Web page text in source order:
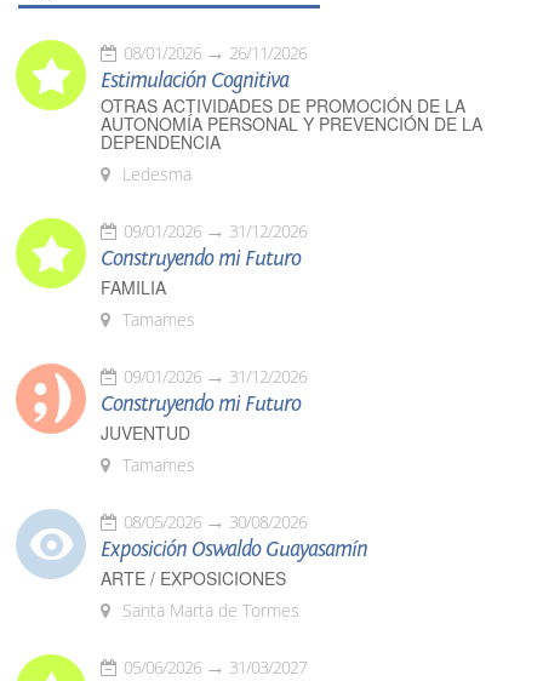
08/01/2026 26/11/2026
Estimulación Cognitiva
OTRAS ACTIVIDADES DE PROMOCIÓN DE LA
AUTONOMÍA PERSONAL Y PREVENCIÓN DE LA
DEPENDENCIA
Ledesma
09/01/2026 31/12/2026
Construyendo mi Futuro
FAMILIA
Tamames
09/01/2026 31/12/2026
Construyendo mi Futuro
JUVENTUD
Tamames
08/05/2026 30/08/2026
Exposición Oswaldo Guayasamín
ARTE / EXPOSICIONES
Santa Marta de Tormes
05/06/2026 31/03/2027